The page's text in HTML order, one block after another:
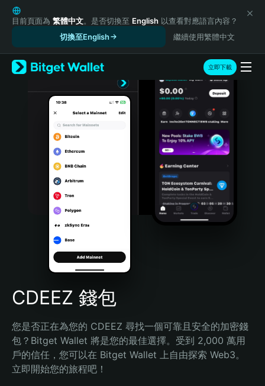
English
日本語
Русский
Español (Latinoamérica)
Türkçe
Português (Portugal)
Bahasa Indonesia
Português (Brasil)
Español (Argentina)
目前頁面為 繁體中文。是否切換至 English 以查看對應語言內容？
切換至English
繼續使用繁體中文
立即下載
CDEEZ 錢包
您是否正在為您的 CDEEZ 尋找一個可靠且安全的加密錢
包？Bitget Wallet 將是您的最佳選擇。受到 2,000 萬用
戶的信任，您可以在 Bitget Wallet 上自由探索 Web3。
立即開始您的旅程吧！